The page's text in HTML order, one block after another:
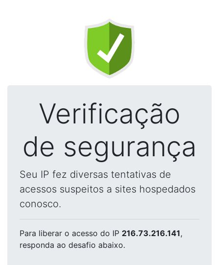
Verificação
de segurança
Seu IP fez diversas tentativas de
acessos suspeitos a sites hospedados
conosco.
Para liberar o acesso do IP 216.73.216.141,
responda ao desafio abaixo.